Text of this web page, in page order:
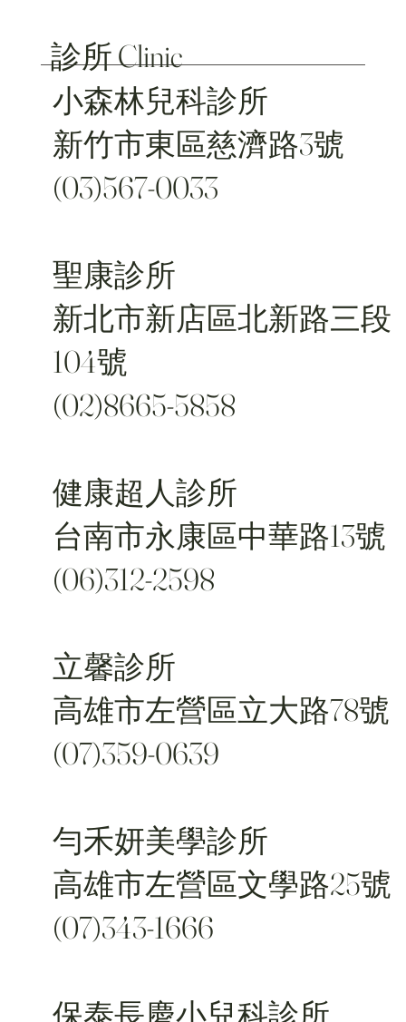
診所 Clinic
小森林兒科診所
新竹市東區慈濟路3號
(03)567-0033
聖康診所
新北市新店區北新路三段
104號
(02)8665-5858
健康超人診所
台南市永康區中華路13號
(06)312-2598
立馨診所
高雄市左營區立大路78號
(07)359-0639
勻禾妍美學診所
​高雄市左營區文學路25號
(07)343-1666
保泰長慶小兒科診所